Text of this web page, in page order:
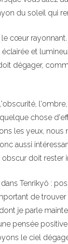
du soleil qui
cœur
et
dégager,
chose
les yeux,
aussi
doit rester
Tenrikyô :
de
je parle
pensée
le ciel